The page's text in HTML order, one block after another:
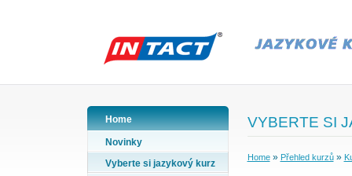
Home
Novinky
Vyberte si jazykový kurz
VYBERTE SI
Home» Přehled kurzů»